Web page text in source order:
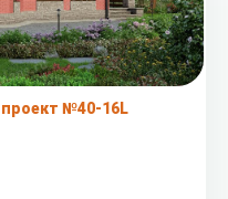
№40-16L